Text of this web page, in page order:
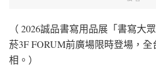
（ 2026誠品書寫用品展「書寫大
菸3F FORUM前廣場限時登場，
相。）